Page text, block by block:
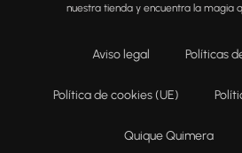
nuestra tienda y encuentra la magia
Aviso legal Políticas
Política de cookies (UE)
Quique Quimera